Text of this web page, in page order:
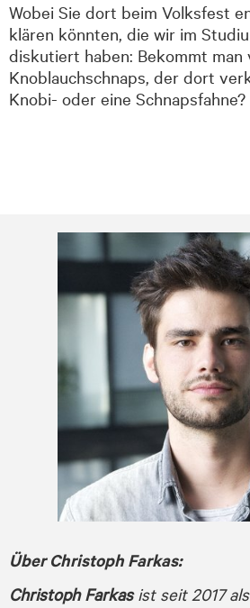
Wobei Sie dort beim Volksfest
klären könnten, die wir im
diskutiert haben: Bekommt man
Knoblauchschnaps, der dort
Knobi- oder eine Schnapsfahne?
ÜberChristoph Farkas:
Christoph Farkasist seit 2017